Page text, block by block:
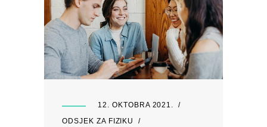
12. OKTOBRA 2021.
ODSJEK ZA FIZIKU